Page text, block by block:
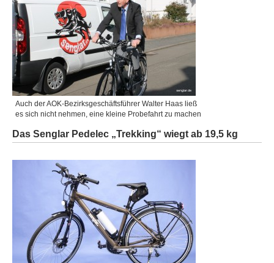
Auch der AOK-Bezirksgeschäftsführer Walter Haas ließ
es sich nicht nehmen, eine kleine Probefahrt zu machen
Das Senglar Pedelec „Trekking“ wiegt ab 19,5 kg